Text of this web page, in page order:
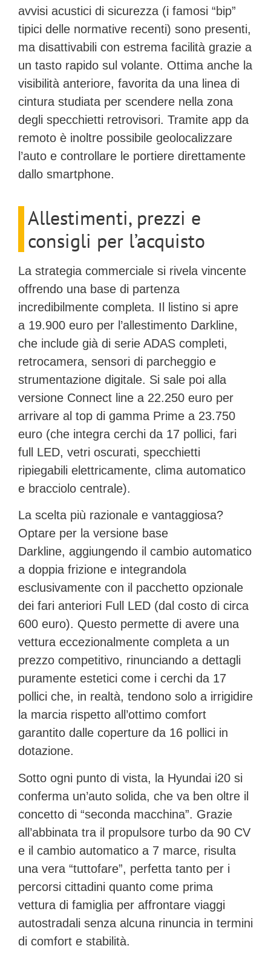
avvisi acustici di sicurezza (i famosi “bip”
tipici delle normative recenti) sono presenti,
ma disattivabili con estrema facilità grazie a
un tasto rapido sul volante. Ottima anche la
visibilità anteriore, favorita da una linea di
cintura studiata per scendere nella zona
degli specchietti retrovisori. Tramite app da
remoto è inoltre possibile geolocalizzare
l’auto e controllare le portiere direttamente
dallo smartphone.
Allestimenti, prezzi e
consigli per l’acquisto
La strategia commerciale si rivela vincente
offrendo una base di partenza
incredibilmente completa. Il listino si apre
a 19.900 euro per l’allestimento Darkline,
che include già di serie ADAS completi,
retrocamera, sensori di parcheggio e
strumentazione digitale. Si sale poi alla
versione Connect line a 22.250 euro per
arrivare al top di gamma Prime a 23.750
euro (che integra cerchi da 17 pollici, fari
full LED, vetri oscurati, specchietti
ripiegabili elettricamente, clima automatico
e bracciolo centrale).
La scelta più razionale e vantaggiosa?
Optare per la versione base
Darkline, aggiungendo il cambio automatico
a doppia frizione e integrandola
esclusivamente con il pacchetto opzionale
dei fari anteriori Full LED (dal costo di circa
600 euro). Questo permette di avere una
vettura eccezionalmente completa a un
prezzo competitivo, rinunciando a dettagli
puramente estetici come i cerchi da 17
pollici che, in realtà, tendono solo a irrigidire
la marcia rispetto all’ottimo comfort
garantito dalle coperture da 16 pollici in
dotazione.
Sotto ogni punto di vista, la Hyundai i20 si
conferma un’auto solida, che va ben oltre il
concetto di “seconda macchina”. Grazie
all’abbinata tra il propulsore turbo da 90 CV
e il cambio automatico a 7 marce, risulta
una vera “tuttofare”, perfetta tanto per i
percorsi cittadini quanto come prima
vettura di famiglia per affrontare viaggi
autostradali senza alcuna rinuncia in termini
di comfort e stabilità.